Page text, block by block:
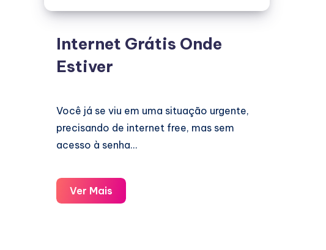
Internet Grátis Onde
Estiver
Você já se viu em uma situação urgente,
precisando de internet free, mas sem
acesso à senha…
Ver Mais
Grátis